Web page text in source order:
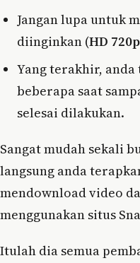
Jangan lupa untuk
diinginkan (HD 720p
Yang terakhir,
beberapa saat
selesai dilakukan.
Sangat mudah sekali
langsung anda
mendownload video
menggunakan situs
Itulah dia semua